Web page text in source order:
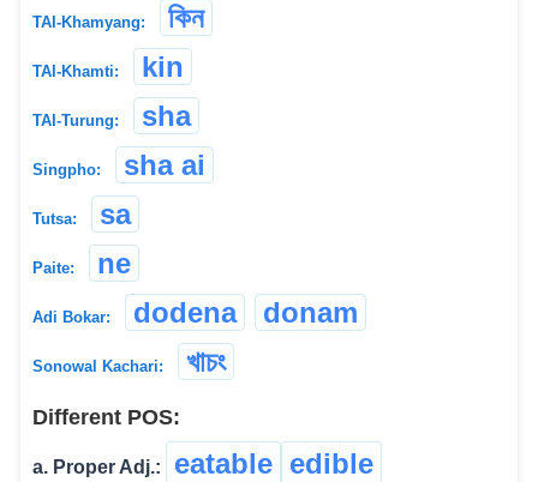
TAI-Khamyang: কিন
TAI-Khamti: kin
TAI-Turung: sha
Singpho: sha ai
Tutsa: sa
Paite: ne
Adi Bokar: dodena donam
Sonowal Kachari: খাচং
Different POS:
a. Proper Adj.: eatable edible